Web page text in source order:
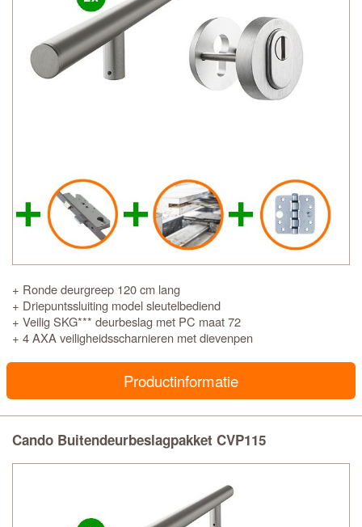
+ Ronde deurgreep 120 cm lang
+ Driepuntssluiting model sleutelbediend
+ Veilig SKG*** deurbeslag met PC maat 72
+ 4 AXA veiligheidsscharnieren met dievenpen
Productinformatie
Cando Buitendeurbeslagpakket CVP115